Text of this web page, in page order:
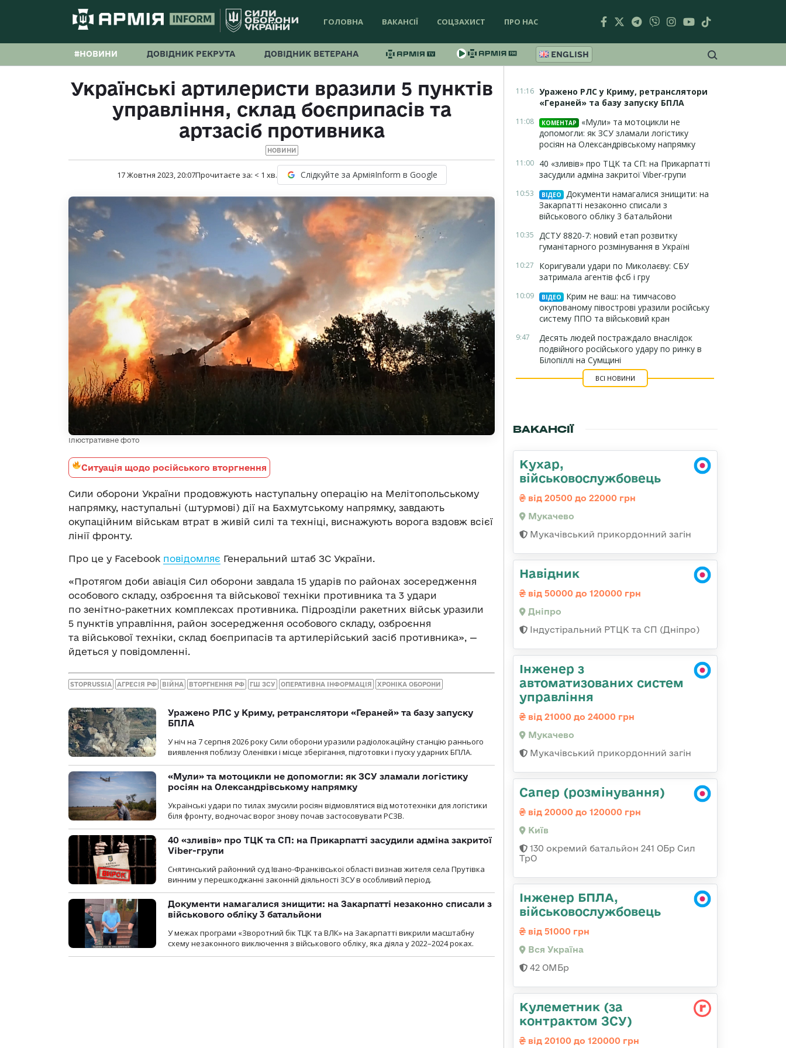
ГОЛОВНА ВАКАНСІЇ СОЦЗАХИСТ ПРО НАС
#НОВИНИ ДОВІДНИК РЕКРУТА ДОВІДНИК ВЕТЕРАНА ENGLISH
Українські артилеристи вразили 5 пунктів
управління, склад боєприпасів та
артзасіб противника
НОВИНИ
17 Жовтня 2023, 20:07Прочитаєте за: < 1 хв. Слідкуйте за АрміяInform в Google
Ілюстративне фото
Ситуація щодо російського вторгнення
Сили оборони України продовжують наступальну операцію на Мелітопольському
напрямку, наступальні (штурмові) дії на Бахмутському напрямку, завдають
окупаційним військам втрат в живій силі та техніці, виснажують ворога вздовж всієї
лінії фронту.
Про це у Facebook повідомляє Генеральний штаб ЗС України.
«Протягом доби авіація Сил оборони завдала 15 ударів по районах зосередження
особового складу, озброєння та військової техніки противника та 3 удари
по зенітно-ракетних комплексах противника. Підрозділи ракетних військ уразили
5 пунктів управління, район зосередження особового складу, озброєння
та військової техніки, склад боєприпасів та артилерійський засіб противника», —
йдеться у повідомленні.
STOPRUSSIA АГРЕСІЯ РФ ВІЙНА ВТОРГНЕННЯ РФ ГШ ЗСУ ОПЕРАТИВНА ІНФОРМАЦІЯ ХРОНІКА ОБОРОНИ
Уражено РЛС у Криму, ретранслятори «Гераней» та базу запуску
БПЛА
У ніч на 7 серпня 2026 року Сили оборони уразили радіолокаційну станцію раннього
виявлення поблизу Оленівки і місце зберігання, підготовки і пуску ударних БПЛА.
«Мули» та мотоцикли не допомогли: як ЗСУ зламали логістику
росіян на Олександрівському напрямку
Українські удари по тилах змусили росіян відмовлятися від мототехніки для логістики
біля фронту, водночас ворог знову почав застосовувати РСЗВ.
40 «зливів» про ТЦК та СП: на Прикарпатті засудили адміна закритої
Viber-групи
Снятинський районний суд Івано-Франківської області визнав жителя села Прутівка
винним у перешкоджанні законній діяльності ЗСУ в особливий період.
Документи намагалися знищити: на Закарпатті незаконно списали з
військового обліку 3 батальйони
У межах програми «Зворотний бік ТЦК та ВЛК» на Закарпатті викрили масштабну
схему незаконного виключення з військового обліку, яка діяла у 2022–2024 роках.
11:16 Уражено РЛС у Криму, ретранслятори
«Гераней» та базу запуску БПЛА
11:08 КОМЕНТАР
«Мули» та мотоцикли не
допомогли: як ЗСУ зламали логістику
росіян на Олександрівському напрямку
11:00 40 «зливів» про ТЦК та СП: на Прикарпатті
засудили адміна закритої Viber-групи
10:53 ВІДЕО
Документи намагалися знищити: на
Закарпатті незаконно списали з
військового обліку 3 батальйони
10:35 ДСТУ 8820-7: новий етап розвитку
гуманітарного розмінування в Україні
10:27
Коригували удари по Миколаєву: СБУ
затримала агентів фсб і гру
10:09 ВІДЕО
Крим не ваш: на тимчасово
окупованому півострові уразили російську
систему ППО та військовий кран
9:47
Десять людей постраждало внаслідок
подвійного російського удару по ринку в
Білопіллі на Сумщині
ВСІ НОВИНИ
ВАКАНСІЇ
Кухар,
військовослужбовець
від 20500 до 22000 грн
Мукачево
Мукачівський прикордонний загін
Навідник
від 50000 до 120000 грн
Дніпро
Індустіральний РТЦК та СП (Дніпро)
Інженер з
автоматизованих систем
управління
від 21000 до 24000 грн
Мукачево
Мукачівський прикордонний загін
Сапер (розмінування)
від 20000 до 120000 грн
Київ
130 окремий батальйон 241 ОБр Сил
ТрО
Інженер БПЛА,
військовослужбовець
від 51000 грн
Вся Україна
42 ОМБр
Кулеметник (за
контрактом ЗСУ)
від 20100 до 120000 грн